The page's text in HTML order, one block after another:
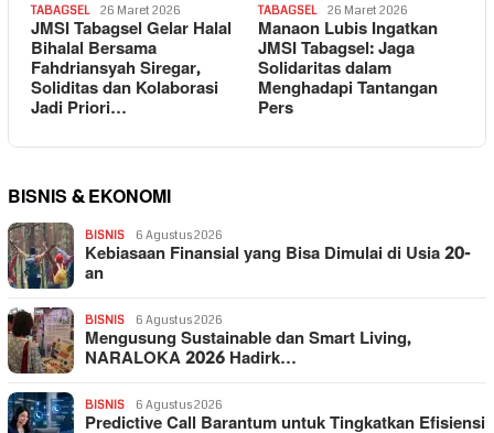
TABAGSEL 26 Maret 2026
JMSI Tabagsel Gelar Halal
Bihalal Bersama
Fahdriansyah Siregar,
Soliditas dan Kolaborasi
Jadi Priori…
TABAGSEL 26 Maret 2026
Manaon Lubis Ingatkan
JMSI Tabagsel: Jaga
Solidaritas dalam
Menghadapi Tantangan
Pers
BISNIS & EKONOMI
BISNIS 6 Agustus 2026
Kebiasaan Finansial yang Bisa Dimulai di Usia 20-
an
BISNIS 6 Agustus 2026
Mengusung Sustainable dan Smart Living,
NARALOKA 2026 Hadirk…
BISNIS 6 Agustus 2026
Predictive Call Barantum untuk Tingkatkan Efisiensi